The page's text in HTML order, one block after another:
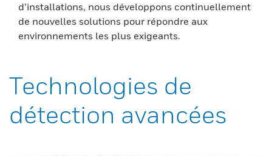
d’installations, nous développons continuellement
de nouvelles solutions pour répondre aux
environnements les plus exigeants.
Technologies de
détection avancées